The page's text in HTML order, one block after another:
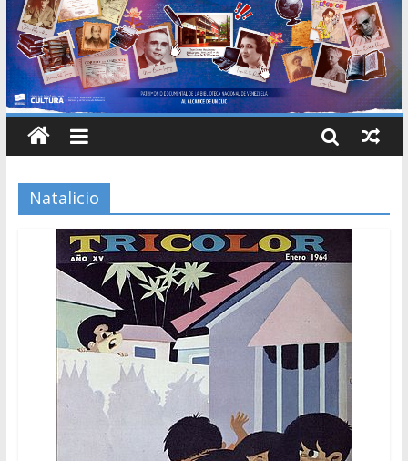
Catálogo temático de obras de Modesta Bor
Natalicio